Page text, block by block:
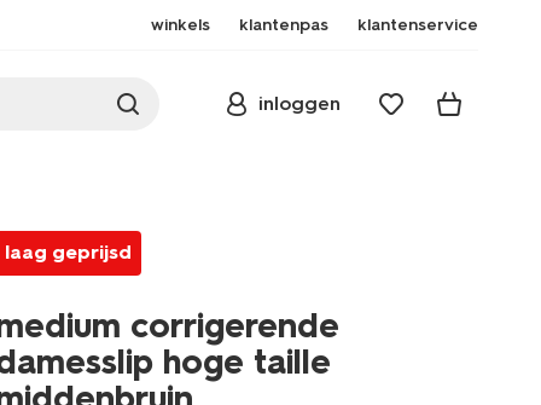
winkels klantenpas klantenservice
inloggen
laag geprijsd
corrigerende
hoge taille